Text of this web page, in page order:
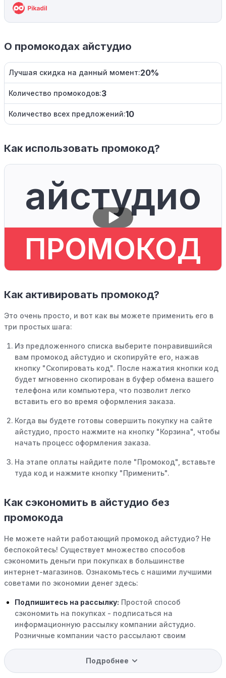
О промокодах айстудио
Лучшая скидка на данный момент:20%
Количество промокодов:3
Количество всех предложений:10
Как использовать промокод?
айстудио
ПРОМОКОД
Как активировать промокод?
Это очень просто, и вот как вы можете применить его в
три простых шага:
Из предложенного списка выберите понравившийся
вам промокод айстудио и скопируйте его, нажав
кнопку "Скопировать код". После нажатия кнопки код
будет мгновенно скопирован в буфер обмена вашего
телефона или компьютера, что позволит легко
вставить его во время оформления заказа.
Когда вы будете готовы совершить покупку на сайте
айстудио, просто нажмите на кнопку "Корзина", чтобы
начать процесс оформления заказа.
На этапе оплаты найдите поле "Промокод", вставьте
туда код и нажмите кнопку "Применить".
Как сэкономить в айстудио без
промокода
Не можете найти работающий промокод айстудио? Не
беспокойтесь! Существует множество способов
сэкономить деньги при покупках в большинстве
интернет-магазинов. Ознакомьтесь с нашими лучшими
советами по экономии денег здесь:
Подпишитесь на рассылку: Простой способ
сэкономить на покупках - подписаться на
информационную рассылку компании айстудио.
Розничные компании часто рассылают своим
доступ к распродажам.Подробнее